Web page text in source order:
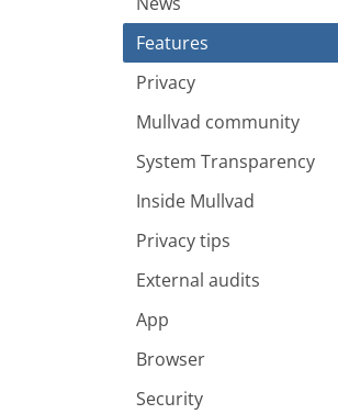
Features
Privacy
Mullvad community
System Transparency
Inside Mullvad
Privacy tips
External audits
App
Browser
Security